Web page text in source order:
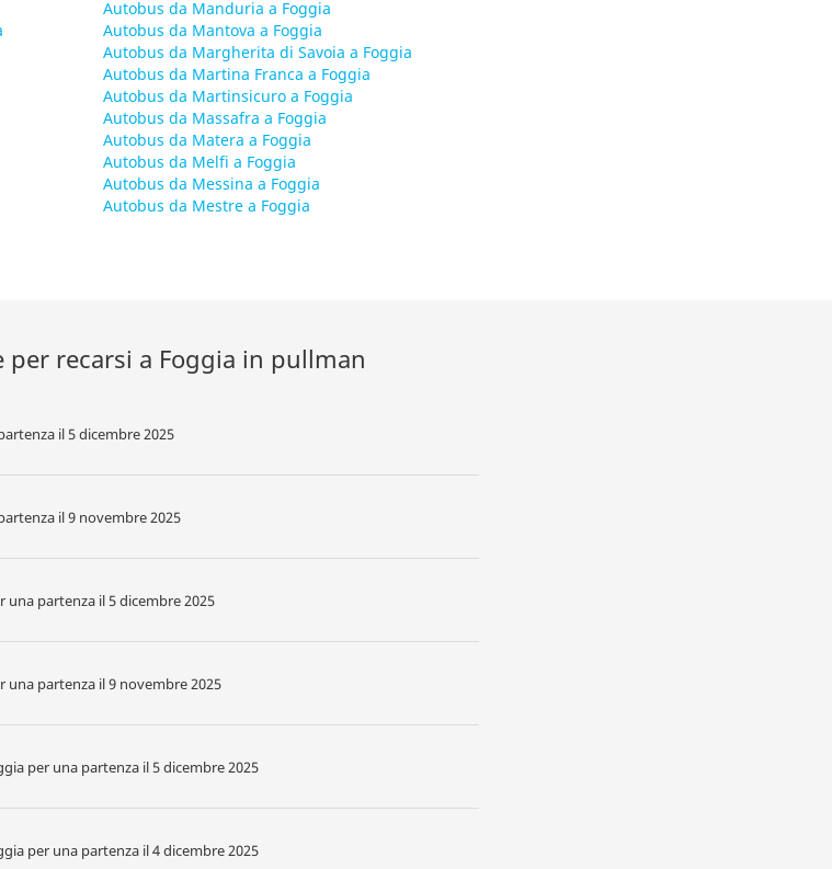
Autobus da Manduria a Foggia
Autobus da Mantova a Foggia
Autobus da Margherita di Savoia a Foggia
Autobus da Martina Franca a Foggia
Autobus da Martinsicuro a Foggia
Autobus da Massafra a Foggia
Autobus da Matera a Foggia
Autobus da Melfi a Foggia
Autobus da Messina a Foggia
Autobus da Mestre a Foggia
recarsi a Foggia in pullman
il 5 dicembre 2025
il 9 novembre 2025
una partenza il 5 dicembre 2025
una partenza il 9 novembre 2025
per una partenza il 5 dicembre 2025
per una partenza il 4 dicembre 2025